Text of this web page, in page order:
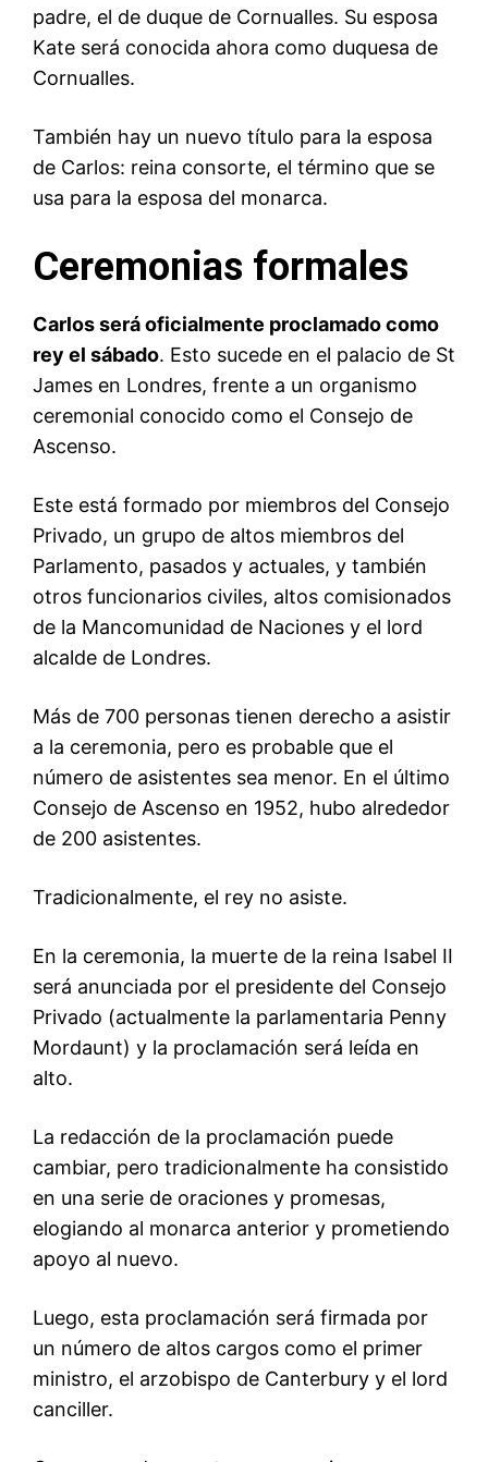
padre, el de duque de Cornualles. Su esposa
Kate será conocida ahora como duquesa de
Cornualles.
También hay un nuevo título para la esposa
de Carlos: reina consorte, el término que se
usa para la esposa del monarca.
Ceremonias formales
Carlos será oficialmente proclamado como
rey el sábado. Esto sucede en el palacio de St
James en Londres, frente a un organismo
ceremonial conocido como el Consejo de
Ascenso.
Este está formado por miembros del Consejo
Privado, un grupo de altos miembros del
Parlamento, pasados y actuales, y también
otros funcionarios civiles, altos comisionados
de la Mancomunidad de Naciones y el lord
alcalde de Londres.
Más de 700 personas tienen derecho a asistir
a la ceremonia, pero es probable que el
número de asistentes sea menor. En el último
Consejo de Ascenso en 1952, hubo alrededor
de 200 asistentes.
Tradicionalmente, el rey no asiste.
En la ceremonia, la muerte de la reina Isabel II
será anunciada por el presidente del Consejo
Privado (actualmente la parlamentaria Penny
Mordaunt) y la proclamación será leída en
alto.
La redacción de la proclamación puede
cambiar, pero tradicionalmente ha consistido
en una serie de oraciones y promesas,
elogiando al monarca anterior y prometiendo
apoyo al nuevo.
Luego, esta proclamación será firmada por
un número de altos cargos como el primer
ministro, el arzobispo de Canterbury y el lord
canciller.